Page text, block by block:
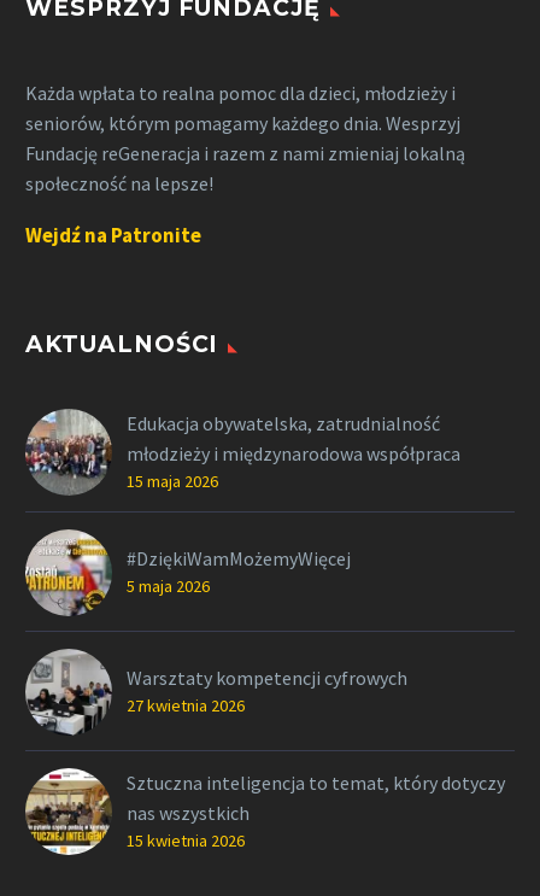
WESPRZYJ FUNDACJĘ
Każda wpłata to realna pomoc dla dzieci, młodzieży i
seniorów, którym pomagamy każdego dnia. Wesprzyj
Fundację reGeneracja i razem z nami zmieniaj lokalną
społeczność na lepsze!
Wejdź na Patronite
AKTUALNOŚCI
Edukacja obywatelska, zatrudnialność
młodzieży i międzynarodowa współpraca
15 maja 2026
#DziękiWamMożemyWięcej
5 maja 2026
Warsztaty kompetencji cyfrowych
27 kwietnia 2026
Sztuczna inteligencja to temat, który dotyczy
nas wszystkich
15 kwietnia 2026